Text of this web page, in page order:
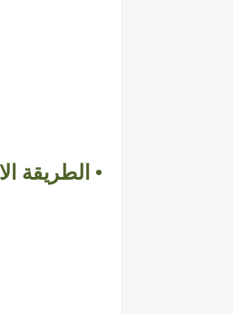
• الطريقة